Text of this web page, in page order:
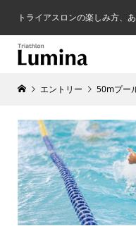
トライアスロンの楽しみ方、あ
エントリー 50mプール